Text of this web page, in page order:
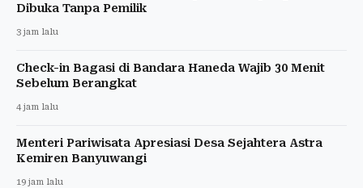
Dibuka Tanpa Pemilik
3 jam lalu
Check-in Bagasi di Bandara Haneda Wajib 30 Menit
Sebelum Berangkat
4 jam lalu
Menteri Pariwisata Apresiasi Desa Sejahtera Astra
Kemiren Banyuwangi
19 jam lalu